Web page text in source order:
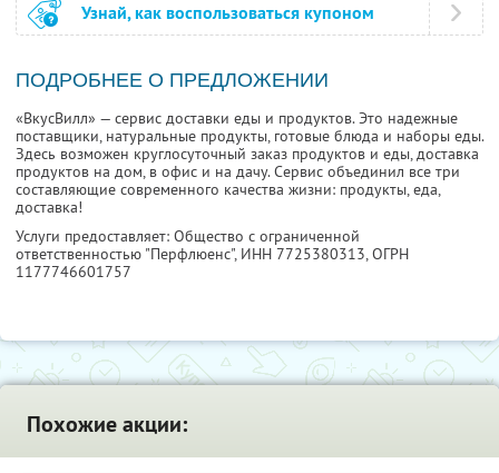
Узнай, как воспользоваться купоном
ПОДРОБНЕЕ О ПРЕДЛОЖЕНИИ
«ВкусВилл» — сервис доставки еды и продуктов. Это надежные
поставщики, натуральные продукты, готовые блюда и наборы еды.
Здесь возможен круглосуточный заказ продуктов и еды, доставка
продуктов на дом, в офис и на дачу. Сервис объединил все три
составляющие современного качества жизни: продукты, еда,
доставка!
Услуги предоставляет: Общество с ограниченной
ответственностью "Перфлюенс", ИНН 7725380313, ОГРН
1177746601757
Похожие акции: